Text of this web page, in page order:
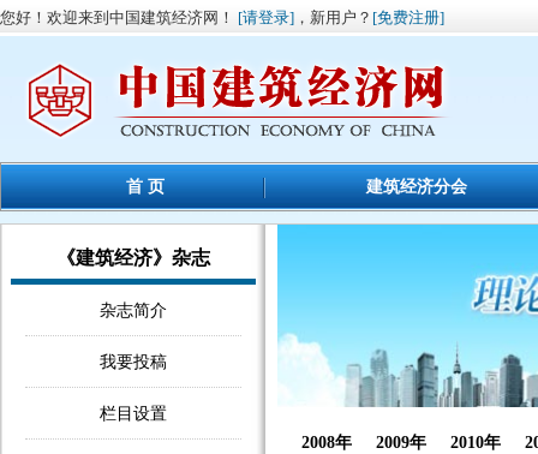
您好！欢迎来到中国建筑经济网！ [请登录] ，新用户？ [免费注册]
首 页 建筑经济分会
《建筑经济》杂志
杂志简介
我要投稿
栏目设置
2008年 2009年 2010年